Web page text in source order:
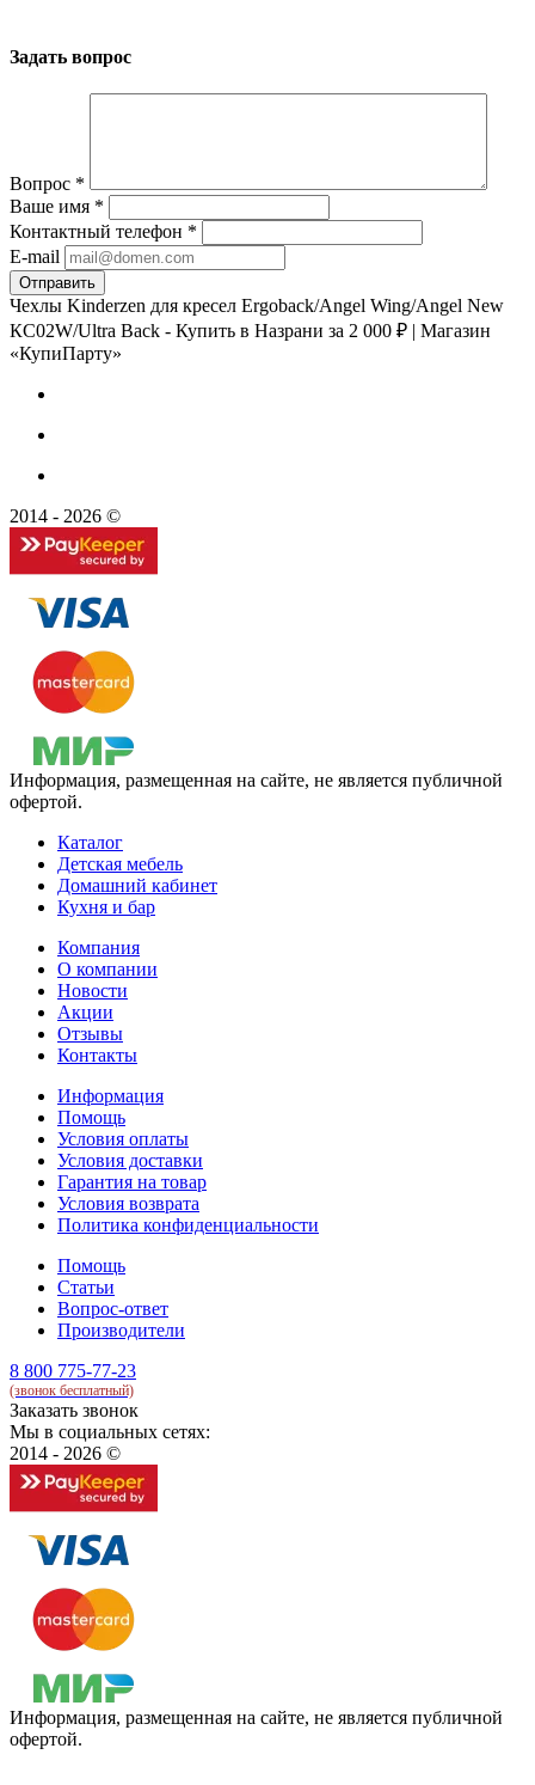
Задать вопрос
Вопрос *
Ваше имя *
Контактный телефон *
E-mail
Чехлы Kinderzen для кресел Ergoback/Angel Wing/Angel New
КС02W/Ultra Back - Купить в Назрани за 2 000 ₽ | Магазин
«КупиПарту»
2014 - 2026 ©
Информация, размещенная на сайте, не является публичной
офертой.
Каталог
Детская мебель
Домашний кабинет
Кухня и бар
Компания
О компании
Новости
Акции
Отзывы
Контакты
Информация
Помощь
Условия оплаты
Условия доставки
Гарантия на товар
Условия возврата
Политика конфиденциальности
Помощь
Статьи
Вопрос-ответ
Производители
8 800 775-77-23
(звонок бесплатный)
Заказать звонок
Мы в социальных сетях:
2014 - 2026 ©
Информация, размещенная на сайте, не является публичной
офертой.